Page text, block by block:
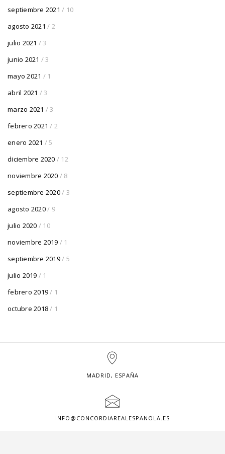
septiembre 2021 / 10
agosto 2021 / 2
julio 2021 / 3
junio 2021 / 3
mayo 2021 / 1
abril 2021 / 3
marzo 2021 / 3
febrero 2021 / 2
enero 2021 / 5
diciembre 2020 / 12
noviembre 2020 / 8
septiembre 2020/ 3
agosto 2020/ 9
julio 2020 / 10
noviembre 2019 / 1
septiembre 2019/ 5
julio 2019 / 1
febrero 2019/ 1
octubre 2018/ 1
MADRID, ESPAÑA
INFO@CONCORDIAREALESPANOLA.ES